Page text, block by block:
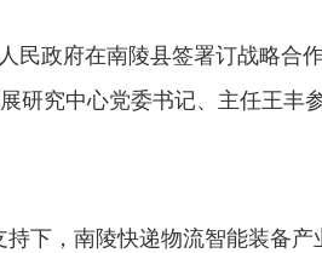
民政府在南陵县签署订战略合
研究中心党委书记、主任王丰
持下，南陵快递物流智能装备产